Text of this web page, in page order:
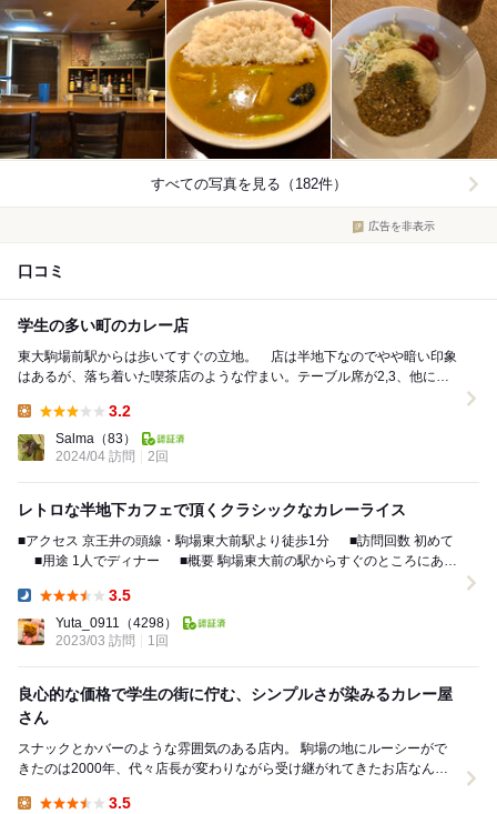
すべての写真を見る（182件）
広告を非表示
口コミ
学生の多い町のカレー店
東大駒場前駅からは歩いてすぐの立地。 店は半地下なのでやや暗い印象
はあるが、落ち着いた喫茶店のような佇まい。テーブル席が2,3、他にカ
3.2
Salma （83）
2024/04 訪問
2回
レトロな半地下カフェで頂くクラシックなカレーライス
■アクセス 京王井の頭線・駒場東大前駅より徒歩1分 ■訪問回数 初めて
3.5
Yuta_0911 （4298）
2023/03 訪問
1回
良心的な価格で学生の街に佇む、シンプルさが染みるカレー屋
さん
スナックとかバーのような雰囲気のある店内。 駒場の地にルーシーがで
きたのは2000年、代々店長が変わりながら受け継がれてきたお店なんだ
3.5